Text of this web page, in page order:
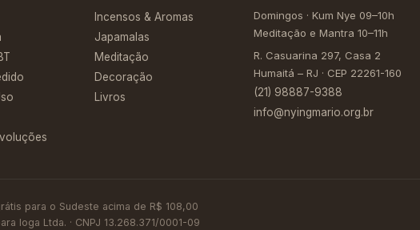
Incensos & Aromas
Japamalas
Meditação
Decoração
Livros
Domingos · Kum Nye 09–10h
Meditação e Mantra 10–11h
R. Casuarina 297, Casa 2
Humaitá – RJ · CEP 22261-160
(21) 98887-9388
info@nyingmario.org.br
para o Sudeste acima de R$ 108,00
Ioga Ltda. · CNPJ 13.268.371/0001-09